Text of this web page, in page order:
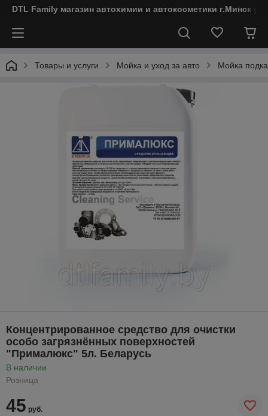
DTL Family магазин автохимии и автокосметики г.Минск
Товары и услуги Мойка и уход за авто Мойка
Концентрированное средство для очистки
особо загрязнённых поверхностей
"Прималюкс" 5л. Беларусь
В наличии
Розница
45 руб.